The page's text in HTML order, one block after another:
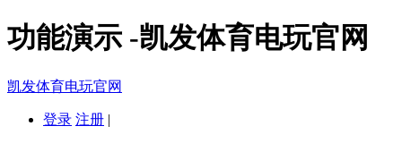
功能演示 -凯发体育电玩官网
凯发体育电玩官网
登录 注册 |